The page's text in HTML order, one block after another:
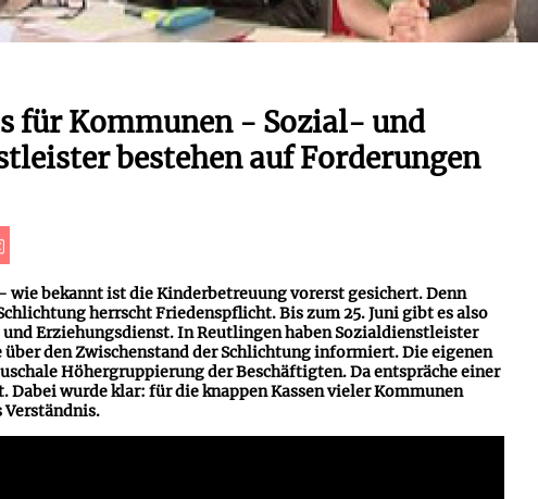
für Kommunen - Sozial- und
bestehen auf Forderungen
wie bekannt ist die Kinderbetreuung vorerst gesichert. Denn
herrscht Friedenspflicht. Bis zum 25. Juni gibt es also
Erziehungsdienst. In Reutlingen haben Sozialdienstleister
den Zwischenstand der Schlichtung informiert. Die eigenen
Höhergruppierung der Beschäftigten. Da entspräche einer
Dabei wurde klar: für die knappen Kassen vieler Kommunen